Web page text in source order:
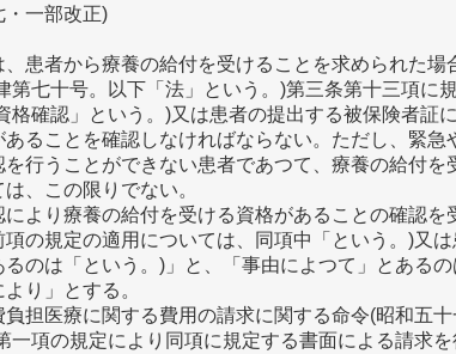
・一部改正)
患者から療養の給付を受けることを求められた場
第七十号。以下「法」という。)第三条第十三項に
格確認」という。)又は患者の提出する被保険者証
ることを確認しなければならない。ただし、緊急
行うことができない患者であつて、療養の給付を
、この限りでない。
より療養の給付を受ける資格があることの確認を
の規定の適用については、同項中「という。)又
のは「という。)」と、「事由によつて」とある
り」とする。
担医療に関する費用の請求に関する命令(昭和五十
一項の規定により同項に規定する書面による請求